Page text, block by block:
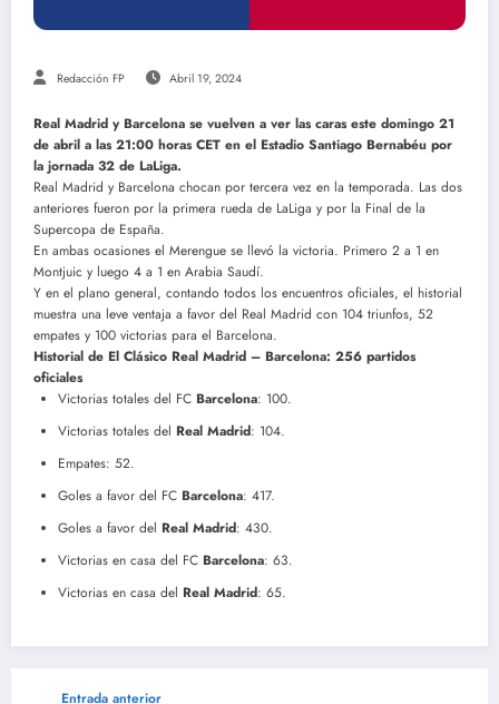
Redacción FP Abril 19, 2024
Real Madrid y Barcelona se vuelven a ver las caras este domingo 21
de abril a las 21:00 horas CET en el Estadio Santiago Bernabéu por
la jornada 32 de LaLiga.
Real Madrid y Barcelona chocan por tercera vez en la temporada. Las dos
anteriores fueron por la primera rueda de LaLiga y por la Final de la
Supercopa de España.
En ambas ocasiones el Merengue se llevó la victoria. Primero 2 a 1 en
Montjuic y luego 4 a 1 en Arabia Saudí.
Y en el plano general, contando todos los encuentros oficiales, el historial
muestra una leve ventaja a favor del Real Madrid con 104 triunfos, 52
empates y 100 victorias para el Barcelona.
Historial de El Clásico Real Madrid – Barcelona: 256 partidos
oficiales
Victorias totales del FC Barcelona: 100.
Victorias totales del Real Madrid: 104.
Empates: 52.
Goles a favor del FC Barcelona: 417.
Goles a favor del Real Madrid: 430.
Victorias en casa del FC Barcelona: 63.
Victorias en casa del Real Madrid: 65.
Entrada anterior